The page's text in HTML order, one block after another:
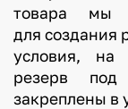
товара мы
для создания
условия, на
резерв
закреплены в